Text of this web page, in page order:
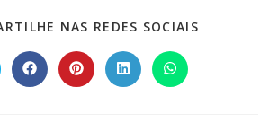
NAS REDES SOCIAIS
Abre
em
Abre
em
Abre
em
Abre
em